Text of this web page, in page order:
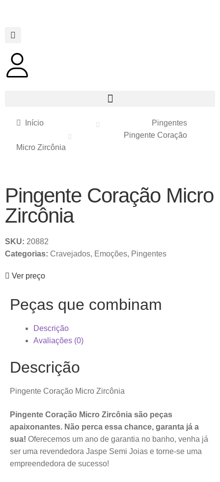
Início
Pingentes
Pingente Coração
Micro Zircônia
Pingente Coração Micro
Zircônia
SKU: 20882
Categorias: Cravejados, Emoções, Pingentes
Ver preço
Peças que combinam
Descrição
Avaliações (0)
Descrição
Pingente Coração Micro Zircônia
Pingente Coração Micro Zircônia são peças
apaixonantes. Não perca essa chance, garanta já a
sua! Oferecemos um ano de garantia no banho, venha já
ser uma revendedora Jaspe Semi Joias e torne-se uma
empreendedora de sucesso!